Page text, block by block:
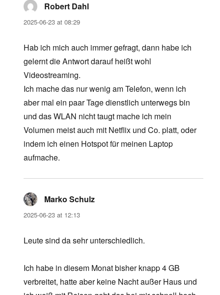
Robert Dahl
2025-06-23 at 08:29
Hab ich mich auch immer gefragt, dann habe ich
gelernt die Antwort darauf heißt wohl
Videostreaming.
Ich mache das nur wenig am Telefon, wenn ich
aber mal ein paar Tage dienstlich unterwegs bin
und das WLAN nicht taugt mache ich mein
Volumen meist auch mit Netflix und Co. platt, oder
indem ich einen Hotspot für meinen Laptop
aufmache.
Marko Schulz
2025-06-23 at 12:13
Leute sind da sehr unterschiedlich.
Ich habe in diesem Monat bisher knapp 4 GB
verbreitet, hatte aber keine Nacht außer Haus und